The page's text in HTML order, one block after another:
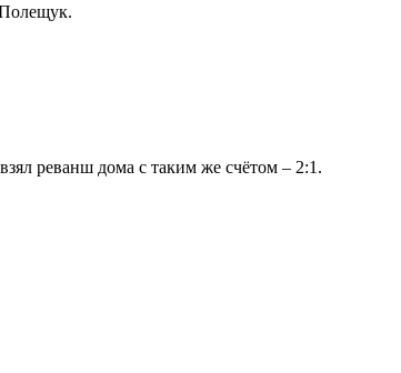
реванш дома с таким же счётом – 2:1.